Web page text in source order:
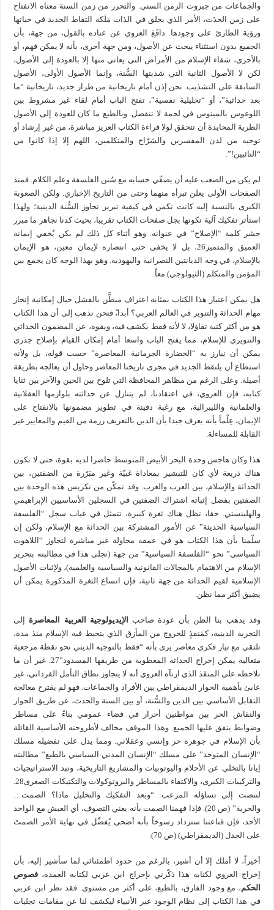
والجماعات من جبروت الزمن السني. والتحرر من زمن السنة معناه الانفتاح
على زمن الحدَث، الأمر الذي يخلق في الذات مَلَكة التقاط الجديد في حياتها
ورؤية الطارئ على وجودها. دافَعَ العروي عن عناده بالقول، من جهة، بأن
الجميع بدون استثناء يبحث عن الأصول، ومن جهة أخرى، بأنه لا يمكن فهم، أو
بالأحرى، شفاء الإسلام من الأمراض التي يعاني منها إلا بالعودة إلى الأصول،
لكن لا الأصول الثانية التي شذبتها السُّنة، وإنما الأصول الأولى، الأصول
السابقة على التشذيب. نحن إذن أمام تاريخانية من طراز جديد، تاريخانية “ما
بعد حداثية”، أو “تحليلية نفسية”، تفتح الباب أمام لقاء غير مشروط بين
اللوغوس بالميتوس في لحمة لا تنفصل. وبالطبع ما كان للعودة إلى الأصول
الطرية المحايدة أن تتحقق لولا قراءة الكتاب العزيز مباشرة، من غير إرشاد أو
توجيه من لدن المفسرين والشرّاح والمتكلمين، اللهم إلا إذا كانوا من
“التائبين!”.
لم يكن من الصعب عليه أن يصفّي حسابه مع سُنن الفلسفة وعلم الكلام. فمنذ
الصفحات الأولى يعلن تبرأه منهما وحتى من التاريخ الإخباري. ولكن الصعوبة
الكبرى بالنسبة إليه كانت تكمن في كيفية تبرير تجاوز السُّنة الدينية؛ ولهذا
استأثر تفكيك آلية تكونها بجل صفحات الكتاب تقريبا، بحيث كدنا نجاهر ما مبرر
حشر كلمة “الإصلاح” في عنوانه. وهو أثناء كل ذلك لم يكن يُخفي إيمانه
العميق والمتميز26، بل لا يخفي حتى انتصاره لإيمان معين، هو الإيمان
بالإسلام، في وجه الديانتين النصرانية واليهودية. وهو بهذا الوجه كان يجمع بين
المؤمن والمتكلم (الثيولوجي) معاً.
هل يمكن اعتبار هذا الكتاب بمثابة اعتراف مبطَّن بالفشل حيال إمكانية إنجاز
مهام الحداثة والتنوير في العالم العربي؟ أبدا،ً فنحن نذهب إلى أن هذا الكتاب
هو من أكثر كتبه تفاؤلا، لا لأنه فقط يكشف فيه، وبقوة، عن المضمون الحداثي
والتنويري للإسلام، مما يفتح الباب واسعا أمام إمكان القيام بإصلاح جذري
يمكن أن نبارز به “الحضارة الجرمانية المعاصرة” حسب قوله، بل ولأنه
استطاع أن يلتقط الجديد في مجرى تاريخنا المعاصر وحاول أن يعالجه بطريقة
أصيلة. وعلى الرغم من مظاهر المحافظة التي تلوح بين الحين والآخر بين ثنايا
كتابه، فإن العروي، في اعتقادنا، لم يتنازل عن حداثته بلوازمها العقلانية
والعلمانية والليبرالية، مع رغبة دفينة في تطوير مضمونها بالانفتاح على
الإيمان، عِلْماً بأنه يعرف جيدا بأن الدين بالتعريف رزمة من القيم والمعايير غير
القابلة للمساءلة.
هذا وكان هاجس وحدة البحر الأبيض المتوسط حاضرا لديه بقوة، حتى لا تكون
هناك ذريعة لأي كان للتبشير بمعاداة غبيّة وغير مبَرّرة من الضفتين، بين
الحداثة والإسلام، بين العرب والغرب. وقد تمكّن من تكريس هذه الوحدة بين
الضفتين بفضل إثباته اشتراك الضفتين في السجلين الأساسيين الإبراهيمي
والهلينستي. حقا، تظل هناك ثغرة كبيرة، تتمثل في غياب سجل “الفلسفة
السياسية الحديثة” عن الأمور المشتركة بين الحداثة مع الإسلام، ولكن إن
سلّمنا بأن هذا الكتاب هو في عمقه محاولة غير مباشرة لتجاوز “اللاهوت
السياسي” نحو “الفلسفة السياسية” من جهة (تجلى هذا في مطالبته بتحرير
الإسلام من الاهتمام بالمجالات القانونية والسياسية والعلمية)، ولإثبات الأصول
الإسلامية لقيم الحداثة من جهة ثانية، فإن اتساع الثغرة المذكورة يمكن أن
يضيق أكثر مما نظن.
وقد يذهب بنا الظن بأن عودة صاحب الإيديولوجية العربية المعاصرة إلى
التجربة الدينية، كمَنفذٍ للخروج من المأزق الذي يتخبط فيه الإسلام منذ مدة،
تلتقي مع تيار فكري معاصر يرى بأنه “فقط بالتوجيه الديني نحو نقطة مرجعية
متعالية يمكن إخراج الحداثة المعطوبة من طريقها المسدود”27. غير أن ما
نلاحظه على المنفَذ الذي ارتآه العروي أنه لا يتجاوز نطاق التأمل الفرداني، غير
عابئ بأهمية الحوار الديمقراطي بين الأفراد والجماعات. فهو لم يقترح معالجة
التقابل الأساسي بين الدين والسُّنة، أو بين السنة والحدث، عن طريق الحوار
والنقاش الحر بين مواطنين أحرار في فضاء عمومي بناءً على مساطر
وضوابط يتفق عليها الجميع. وهذا الموقف مخالف لأطروحته الأساسية القائلة
بأن الإسلام في جوهره حر وإنسي وعقلاني. ومما يدل على تفضيله مسلك
“الإنسان المتوحد” على مسلك “الإنسان المدني-السياسي بالطبع” مطالبته
إيانا بالتخلي عن الأحلام واليوتوبيات والمشاريع التاريخية، ونبذ الاستراتيجيات
والتركيبات الكبرى، والاكتفاء بالمساطر والبروتوكولات والتكتيكات الصغرى28.
لننصت إلى تساؤله المرعب: “وبعد التفكيك والتحليل ماذا؟ الصمت…
والحرية” (ص 20). فإذا فهمنا الصمت بأنه يعني التصوف، أي العيش مع الواحد
الأحد، فإن قناعتنا ستزداد رسوخاً بأنه أضحى يُفضِّل في نهاية الأمر الصمتَ
على الجدل (الديمقراطي) (ص 70).
أخيراً، لا أملك إلا أن أشير، بالرغم من حدود اطمئنائي لما سأشير إليه، بأن
إخراج العروي لكتابه هذا ذكّرني بإخراج ابن عربي لكتابه العمدة، فصوص
الحكم، مع وجود الفارق، بالطبع، على أكثر من مستوى. فقد نظر ابن عربي
في هذا الكتاب إلى نظام الوجود عبر الأنبياء ليكشف لنا عن مقامات تجليات